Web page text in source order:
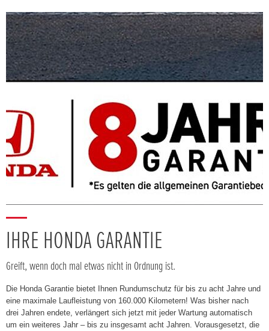
IHRE HONDA GARANTIE
Greift, wenn doch mal etwas nicht in Ordnung ist.
Die Honda Garantie bietet Ihnen Rundumschutz für bis zu acht Jahre und
eine maximale Laufleistung von 160.000 Kilometern! Was bisher nach
drei Jahren endete, verlängert sich jetzt mit jeder Wartung automatisch
um ein weiteres Jahr – bis zu insgesamt acht Jahren. Vorausgesetzt, die